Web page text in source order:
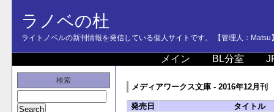
ラノベの杜
ライトノベルの新刊情報を発信している個人サイトです。 【管理人：Matsu
メイン BL分室
検索
メディアワークス文庫 - 2016年12月刊
発売日 タイトル